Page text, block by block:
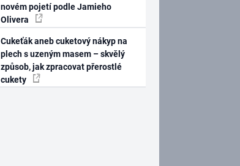
novém pojetí podle Jamieho
Olivera
Cukeťák aneb cuketový nákyp na
plech s uzeným masem – skvělý
způsob, jak zpracovat přerostlé
cukety